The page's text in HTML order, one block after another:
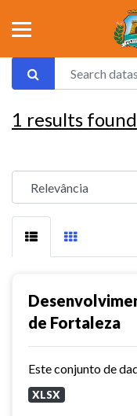
1 results found
de Fortaleza
XLSX